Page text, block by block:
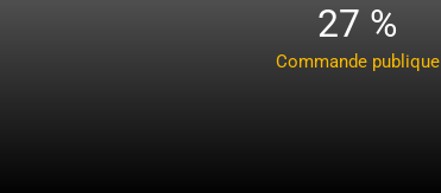
27 %
Commande publique